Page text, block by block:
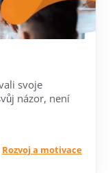
svoje
názor, není
Rozvoj a motivace